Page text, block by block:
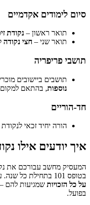
סיום לימודים אקדמיים
תואר ראשון – נקודת
תואר שני – חצי נקודה
תושבי פריפריה
תושבים ביישובים
נוספות, בהתאם למקום
חד-הוריים
הורה יחיד זכאי
איך יודעים אילו
המעסיק מחשב עבורכם את
בטופס 101 בתחילת כל שנה. עם זאת, במקרים רבים עובדים
על כל הזכויות שמגיעות להם –
בפועל.